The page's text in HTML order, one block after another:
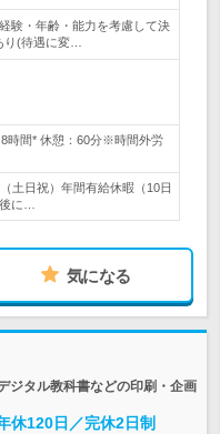
験・年齢・能力を考慮して決
(待遇に変…
8時間* 休憩：60分※時間外労
土日祝）年間有給休暇（10日
に…
気になる
ジタル教科書などの印刷・企画
休120日／完休2日制